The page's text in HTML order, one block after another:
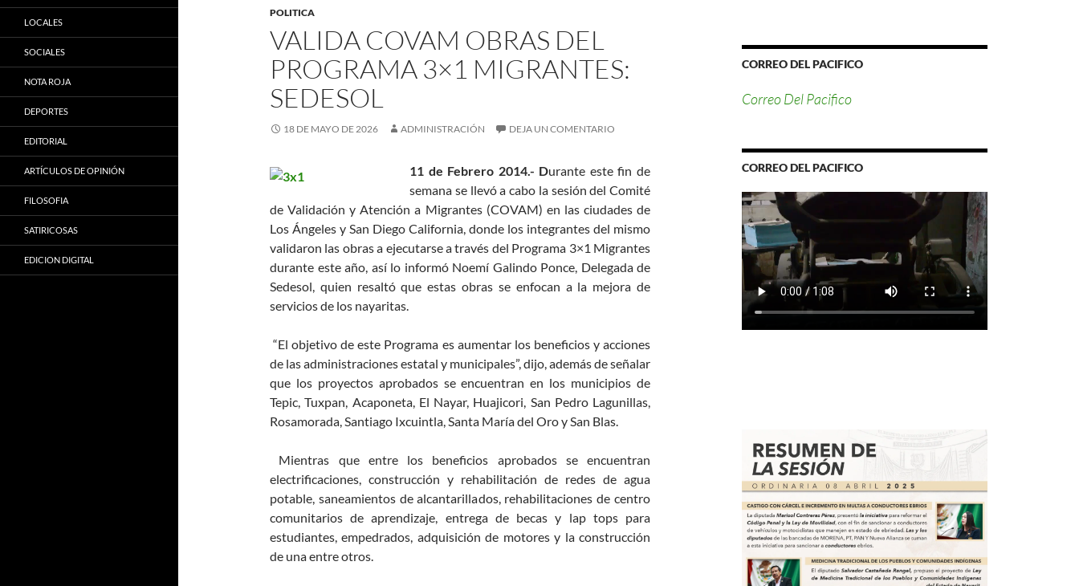
POLITICA
VALIDA COVAM OBRAS DEL
PROGRAMA 3×1 MIGRANTES:
SEDESOL
18 DE MAYO DE 2026 ADMINISTRACIÓN DEJA UN COMENTARIO
11 de Febrero 2014.- Durante este fin de
semana se llevó a cabo la sesión del Comité
de Validación y Atención a Migrantes (COVAM) en las ciudades de
Los Ángeles y San Diego California, donde los integrantes del mismo
validaron las obras a ejecutarse a través del Programa 3×1 Migrantes
durante este año, así lo informó Noemí Galindo Ponce, Delegada de
Sedesol, quien resaltó que estas obras se enfocan a la mejora de
servicios de los nayaritas.
“El objetivo de este Programa es aumentar los beneficios y acciones
de las administraciones estatal y municipales”, dijo, además de señalar
que los proyectos aprobados se encuentran en los municipios de
Tepic, Tuxpan, Acaponeta, El Nayar, Huajicori, San Pedro Lagunillas,
Rosamorada, Santiago Ixcuintla, Santa María del Oro y San Blas.
Mientras que entre los beneficios aprobados se encuentran
electrificaciones, construcción y rehabilitación de redes de agua
potable, saneamientos de alcantarillados, rehabilitaciones de centro
comunitarios de aprendizaje, entrega de becas y lap tops para
estudiantes, empedrados, adquisición de motores y la construcción
de una entre otros.
CORREO DEL PACIFICO
Correo Del Pacifico
CORREO DEL PACIFICO
LOCALES
SOCIALES
NOTA ROJA
DEPORTES
EDITORIAL
ARTÍCULOS DE OPINIÓN
FILOSOFIA
SATIRICOSAS
EDICION DIGITAL